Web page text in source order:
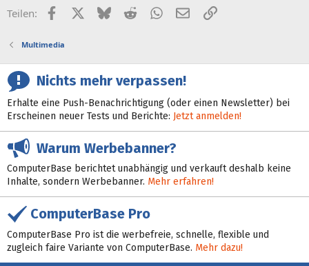
Teilen: FacebookX (Twitter)
BlueskyRedditWhatsApp
E-MailLink
Multimedia
Nichts mehr verpassen!
Erhalte eine Push-Benachrichtigung (oder einen Newsletter) bei
Erscheinen neuer Tests und Berichte: Jetzt anmelden!
Warum Werbebanner?
ComputerBase berichtet unabhängig und verkauft deshalb keine
Inhalte, sondern Werbebanner. Mehr erfahren!
ComputerBase Pro
ComputerBase Pro ist die werbefreie, schnelle, flexible und
zugleich faire Variante von ComputerBase. Mehr dazu!